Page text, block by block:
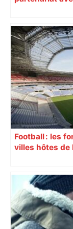
Football : les
villes hôtes de
vivre un Euro
au sort
pas été aussi